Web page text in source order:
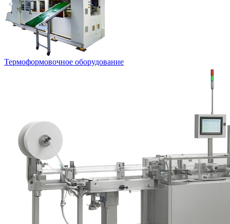
Термоформовочное оборудование